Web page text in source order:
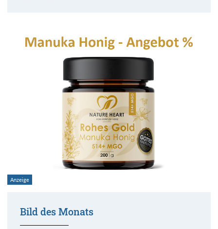
Bild des Monats